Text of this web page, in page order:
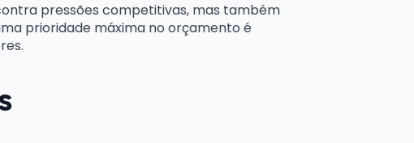
pressões competitivas, mas também
prioridade máxima no orçamento é